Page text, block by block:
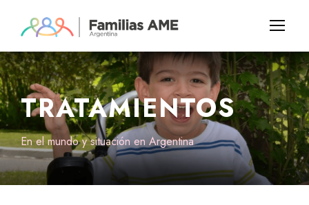
TRATAMIENTOS
En el mundo y situación en Argentina